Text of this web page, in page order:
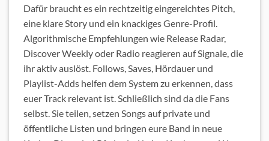
Dafür braucht es ein rechtzeitig eingereichtes Pitch,
eine klare Story und ein knackiges Genre-Profil.
Algorithmische Empfehlungen wie Release Radar,
Discover Weekly oder Radio reagieren auf Signale, die
ihr aktiv auslöst. Follows, Saves, Hördauer und
Playlist-Adds helfen dem System zu erkennen, dass
euer Track relevant ist. Schließlich sind da die Fans
selbst. Sie teilen, setzen Songs auf private und
öffentliche Listen und bringen eure Band in neue